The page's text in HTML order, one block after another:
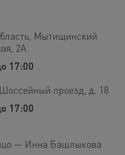
Мытищинский
2А
17:00
проезд, д. 18
17:00
— Инна Башлыкова